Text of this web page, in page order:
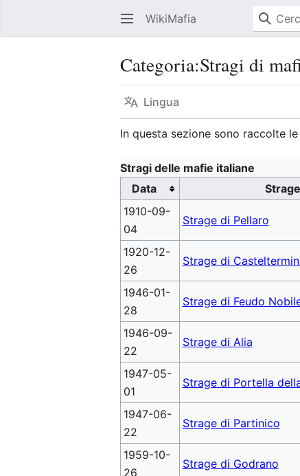
WikiMafia
Categoria:Stragi di
Lingua
In questa sezione sono raccolte
Stragi delle mafie italiane
Data
Strage
1910-09-
04
Strage di Pellaro
1920-12-
26
Strage di
1946-01-
28
Strage di Feudo
1946-09-
22
Strage di Alia
1947-05-
01
Strage di Portella
1947-06-
22
Strage di Partinico
1959-10-
26
Strage di Godrano